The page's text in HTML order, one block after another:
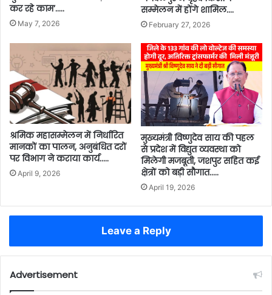
कर रहे काम’…..
May 7, 2026
सम्मेलन में होंगे शामिल….
February 27, 2026
श्रमिक महासम्मेलन में निर्धारित
मानकों का पालन, अनुबंधित दरों
पर विभाग ने कराया कार्य…..
April 9, 2026
मुख्यमंत्री विष्णुदेव साय की पहल
से प्रदेश में विद्युत व्यवस्था को
मिलेगी मजबूती, जशपुर सहित कई
क्षेत्रों को बड़ी सौगात…..
April 19, 2026
Leave a Reply
Advertisement